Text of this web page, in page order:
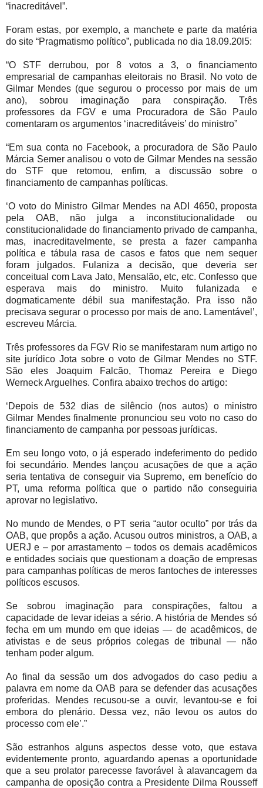
“inacreditável”.
Foram estas, por exemplo, a manchete e parte da matéria
do site “Pragmatismo político”, publicada no dia 18.09.20l5:
“O STF derrubou, por 8 votos a 3, o financiamento
empresarial de campanhas eleitorais no Brasil. No voto de
Gilmar Mendes (que segurou o processo por mais de um
ano), sobrou imaginação para conspiração. Três
professores da FGV e uma Procuradora de São Paulo
comentaram os argumentos ‘inacreditáveis’ do ministro”
“Em sua conta no Facebook, a procuradora de São Paulo
Márcia Semer analisou o voto de Gilmar Mendes na sessão
do STF que retomou, enfim, a discussão sobre o
financiamento de campanhas políticas.
‘O voto do Ministro Gilmar Mendes na ADI 4650, proposta
pela OAB, não julga a inconstitucionalidade ou
constitucionalidade do financiamento privado de campanha,
mas, inacreditavelmente, se presta a fazer campanha
política e tábula rasa de casos e fatos que nem sequer
foram julgados. Fulaniza a decisão, que deveria ser
conceitual com Lava Jato, Mensalão, etc, etc. Confesso que
esperava mais do ministro. Muito fulanizada e
dogmaticamente débil sua manifestação. Pra isso não
precisava segurar o processo por mais de ano. Lamentável’,
escreveu Márcia.
Três professores da FGV Rio se manifestaram num artigo no
site jurídico Jota sobre o voto de Gilmar Mendes no STF.
São eles Joaquim Falcão, Thomaz Pereira e Diego
Werneck Arguelhes. Confira abaixo trechos do artigo:
‘Depois de 532 dias de silêncio (nos autos) o ministro
Gilmar Mendes finalmente pronunciou seu voto no caso do
financiamento de campanha por pessoas jurídicas.
Em seu longo voto, o já esperado indeferimento do pedido
foi secundário. Mendes lançou acusações de que a ação
seria tentativa de conseguir via Supremo, em benefício do
PT, uma reforma política que o partido não conseguiria
aprovar no legislativo.
No mundo de Mendes, o PT seria “autor oculto” por trás da
OAB, que propôs a ação. Acusou outros ministros, a OAB, a
UERJ e – por arrastamento – todos os demais acadêmicos
e entidades sociais que questionam a doação de empresas
para campanhas políticas de meros fantoches de interesses
políticos escusos.
Se sobrou imaginação para conspirações, faltou a
capacidade de levar ideias a sério. A história de Mendes só
fecha em um mundo em que ideias — de acadêmicos, de
ativistas e de seus próprios colegas de tribunal — não
tenham poder algum.
Ao final da sessão um dos advogados do caso pediu a
palavra em nome da OAB para se defender das acusações
proferidas. Mendes recusou-se a ouvir, levantou-se e foi
embora do plenário. Dessa vez, não levou os autos do
processo com ele’.”
São estranhos alguns aspectos desse voto, que estava
evidentemente pronto, aguardando apenas a oportunidade
que a seu prolator parecesse favorável à alavancagem da
campanha de oposição contra a Presidente Dilma Rousseff